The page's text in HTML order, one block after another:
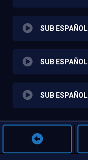
SUB ESPAÑOL
SUB ESPAÑOL
SUB ESPAÑOL